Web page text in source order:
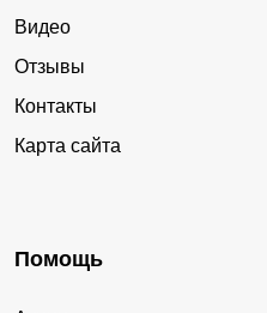
Видео
Отзывы
Контакты
Карта сайта
Помощь